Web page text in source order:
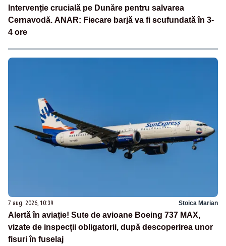
Intervenție crucială pe Dunăre pentru salvarea
Cernavodă. ANAR: Fiecare barjă va fi scufundată în 3-
4 ore
7 aug. 2026, 10:39 Stoica Marian
Alertă în aviație! Sute de avioane Boeing 737 MAX,
vizate de inspecții obligatorii, după descoperirea unor
fisuri în fuselaj